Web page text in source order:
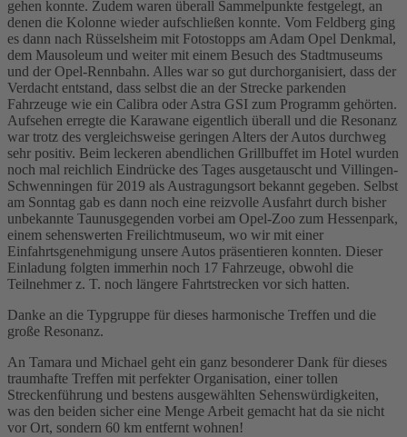
gehen konnte. Zudem waren überall Sammelpunkte festgelegt, an
denen die Kolonne wieder aufschließen konnte. Vom Feldberg ging
es dann nach Rüsselsheim mit Fotostopps am Adam Opel Denkmal,
dem Mausoleum und weiter mit einem Besuch des Stadtmuseums
und der Opel-Rennbahn. Alles war so gut durchorganisiert, dass der
Verdacht entstand, dass selbst die an der Strecke parkenden
Fahrzeuge wie ein Calibra oder Astra GSI zum Programm gehörten.
Aufsehen erregte die Karawane eigentlich überall und die Resonanz
war trotz des vergleichsweise geringen Alters der Autos durchweg
sehr positiv. Beim leckeren abendlichen Grillbuffet im Hotel wurden
noch mal reichlich Eindrücke des Tages ausgetauscht und Villingen-
Schwenningen für 2019 als Austragungsort bekannt gegeben. Selbst
am Sonntag gab es dann noch eine reizvolle Ausfahrt durch bisher
unbekannte Taunusgegenden vorbei am Opel-Zoo zum Hessenpark,
einem sehenswerten Freilichtmuseum, wo wir mit einer
Einfahrtsgenehmigung unsere Autos präsentieren konnten. Dieser
Einladung folgten immerhin noch 17 Fahrzeuge, obwohl die
Teilnehmer z. T. noch längere Fahrtstrecken vor sich hatten.
Danke an die Typgruppe für dieses harmonische Treffen und die
große Resonanz.
An Tamara und Michael geht ein ganz besonderer Dank für dieses
traumhafte Treffen mit perfekter Organisation, einer tollen
Streckenführung und bestens ausgewählten Sehenswürdigkeiten,
was den beiden sicher eine Menge Arbeit gemacht hat da sie nicht
vor Ort, sondern 60 km entfernt wohnen!